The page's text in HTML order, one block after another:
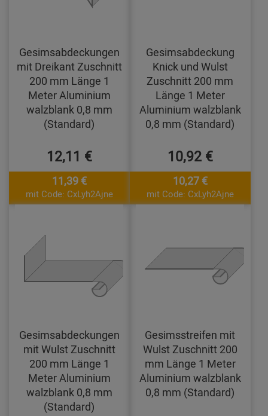
Gesimsabdeckungen
mit Dreikant Zuschnitt
200 mm Länge 1
Meter Aluminium
walzblank 0,8 mm
(Standard)
12,11 €
11,39 €
mit Code: CxLyh2Ajne
Gesimsabdeckung
Knick und Wulst
Zuschnitt 200 mm
Länge 1 Meter
Aluminium walzblank
0,8 mm (Standard)
10,92 €
10,27 €
mit Code: CxLyh2Ajne
Gesimsabdeckungen
mit Wulst Zuschnitt
200 mm Länge 1
Meter Aluminium
walzblank 0,8 mm
(Standard)
Gesimsstreifen mit
Wulst Zuschnitt 200
mm Länge 1 Meter
Aluminium walzblank
0,8 mm (Standard)